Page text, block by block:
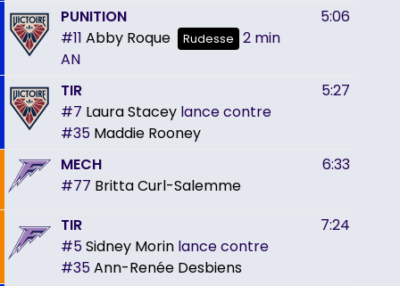
PUNITION
#11 Abby Roque Rudesse
2 min
AN
5:06
TIR
#7 Laura Stacey lance contre
#35 Maddie Rooney
5:27
MECH
#77 Britta Curl-Salemme
6:33
TIR
#5Sidney Morin lance contre
#35Ann-Renée Desbiens
7:24